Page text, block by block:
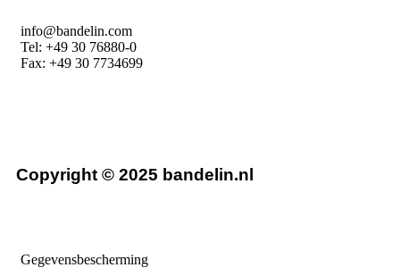
info@bandelin.com
Tel: +49 30 76880-0
Fax: +49 30 7734699
Copyright © 2025 bandelin.nl
Gegevensbescherming